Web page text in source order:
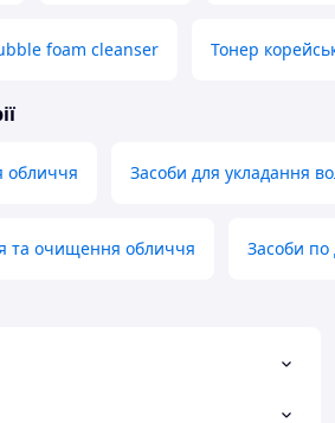
foam cleanser Тонер
обличчя Засоби для укладання
та очищення обличчя Засоби по